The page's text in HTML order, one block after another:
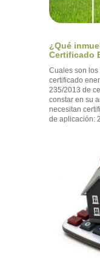
¿Qué
Certificado
Cuales son
certificado
235/2013 de
constar en su
necesitan
de aplicación: